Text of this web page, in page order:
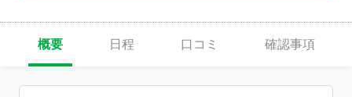
概要 日程 口コミ 確認事項